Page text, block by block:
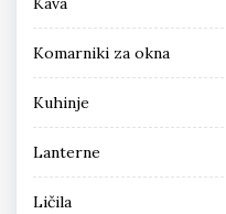
Komarniki za okna
Kuhinje
Lanterne
Ličila